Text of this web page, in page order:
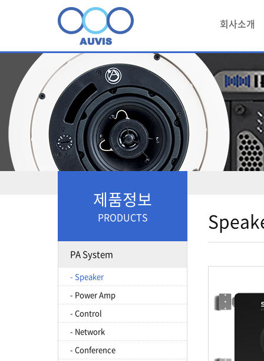
회사소개
제품정보
PRODUCTS
PA System
- Speaker
- Power Amp
- Control
- Network
- Conference